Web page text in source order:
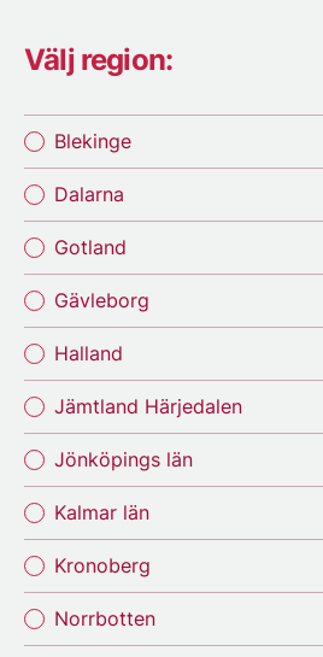
Välj region:
Blekinge
Dalarna
Gotland
Gävleborg
Halland
Jämtland Härjedalen
Jönköpings län
Kalmar län
Kronoberg
Norrbotten